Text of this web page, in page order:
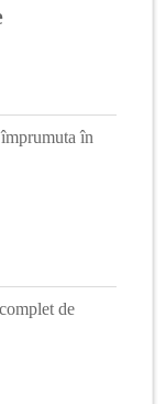
în
de